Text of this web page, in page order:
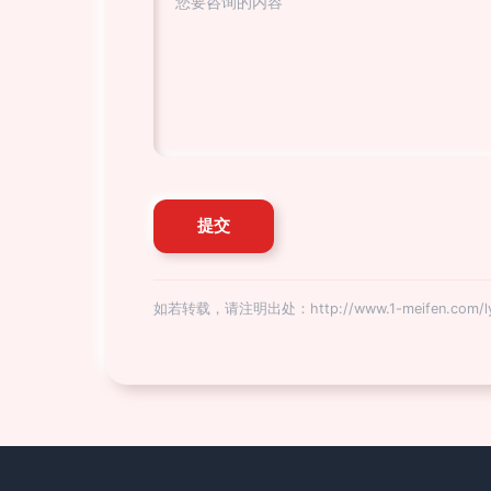
如若转载，请注明出处：http://www.1-meifen.com/